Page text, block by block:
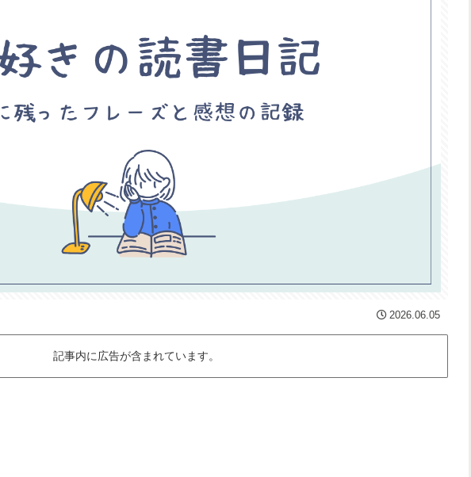
2026.06.05
記事内に広告が含まれています。